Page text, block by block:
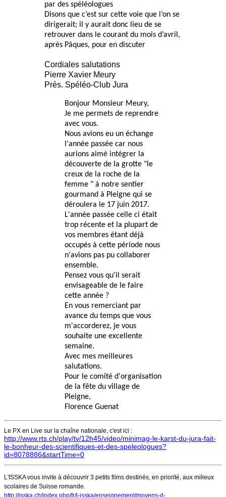
par des spéléologues
Disons que c’est sur cette voie que l’on se
dirigerait; il y aurait donc lieu de se
retrouver dans le courant du mois d’avril,
après Pâques, pour en discuter
Cordiales salutations
Pierre Xavier Meury
Prés. Spéléo-Club Jura
Bonjour Monsieur Meury,
Je me permets de reprendre
avec vous.
Nous avions eu un échange
l'année passée car nous
aurions aimé intégrer la
découverte de la grotte "le
creux de la roche de la
femme " à notre sentier
gourmand à Pleigne qui se
déroulera le 17 juin 2017.
L'année passée celle ci était
trop récente et la plupart de
vos membres étant déjà
occupés à cette période nous
n'avions pas pu collaborer
ensemble.
Pensez vous qu'il serait
envisageable de le faire
cette année ?
En vous remerciant par
avance du temps que vous
m'accorderez, je vous
souhaite une excellente
semaine.
Avec mes meilleures
salutations.
Pour le comité d'organisation
de la fête du village de
Pleigne,
Florence Guenat
Le PX en Live sur la chaîne nationale, c'est ici :
http://www.rts.ch/play/tv/12h45/video/minimag-le-karst-du-jura-fait-
le-bonheur-des-scientifiques-et-des-speleologues?
id=8078886&startTime=0
L'ISSKA vous invite à découvrir 3 petits films destinés, en priorité, aux milieux
scolaires de Suisse romande.
http://isska.ch/index.php/fr/l-isska/enseignement/moyens-d-